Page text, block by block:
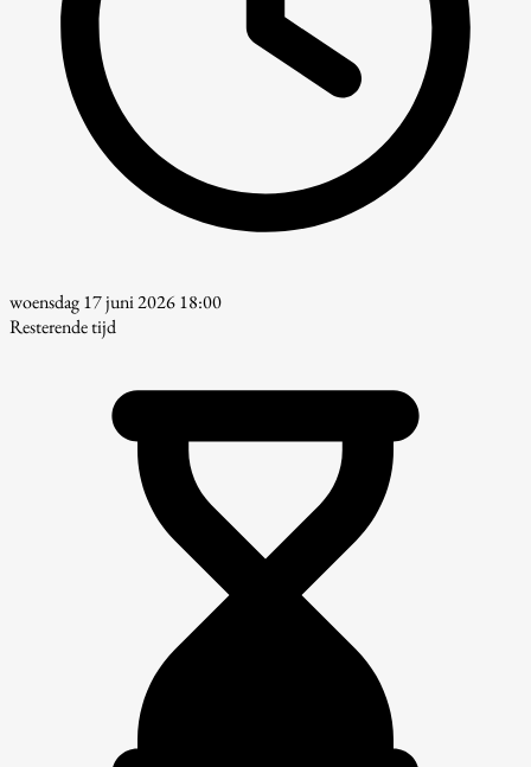
woensdag 17 juni 2026 18:00
Resterende tijd